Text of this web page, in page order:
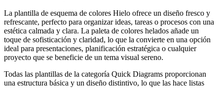
La plantilla de esquema de colores Hielo ofrece un diseño fresco y
refrescante, perfecto para organizar ideas, tareas o procesos con una
estética calmada y clara. La paleta de colores helados añade un
toque de sofisticación y claridad, lo que la convierte en una opción
ideal para presentaciones, planificación estratégica o cualquier
proyecto que se beneficie de un tema visual sereno.
Todas las plantillas de la categoría Quick Diagrams proporcionan
una estructura básica y un diseño distintivo, lo que las hace listas